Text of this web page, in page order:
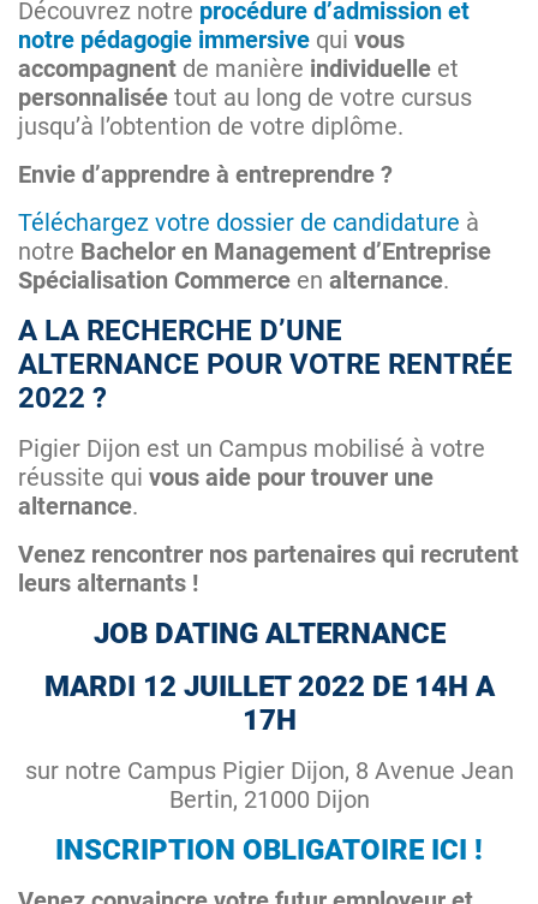
Découvrez notre procédure d’admission et
notre pédagogie immersive qui vous
accompagnent de manière individuelle et
personnalisée tout au long de votre cursus
jusqu’à l’obtention de votre diplôme.
Envie d’apprendre à entreprendre ?
Téléchargez votre dossier de candidature à
notre Bachelor en Management d’Entreprise
Spécialisation Commerce en alternance.
A LA RECHERCHE D’UNE
ALTERNANCE POUR VOTRE RENTRÉE
2022 ?
Pigier Dijon est un Campus mobilisé à votre
réussite qui vous aide pour trouver une
alternance.
Venez rencontrer nos partenaires qui recrutent
leurs alternants !
JOB DATING ALTERNANCE
MARDI 12 JUILLET 2022 DE 14H A
17H
sur notre Campus Pigier Dijon, 8 Avenue Jean
Bertin, 21000 Dijon
INSCRIPTION OBLIGATOIRE ICI !